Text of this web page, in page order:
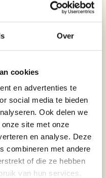
Over
cookies
en advertenties te
social media te bieden
Ook delen we
site met onze
en analyse. Deze
combineren met andere
of die ze hebben
van hun services.
het buikspek uit
uit elkaar.
van jouw
om de broodjes
dit recept hebben
begin met wat sla,
augurken